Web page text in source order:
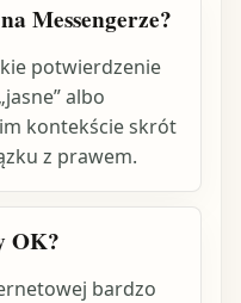
Messengerze?
potwierdzenie
albo
kontekście skrót
z prawem.
OK?
bardzo